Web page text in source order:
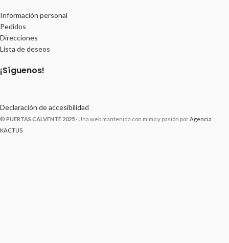
Información personal
Pedidos
Direcciones
Lista de deseos
¡Síguenos!
Declaración de accesibilidad
© PUERTAS CALVENTE 2025 · Una web mantenida con mimo y pasión por Agencia
KACTUS